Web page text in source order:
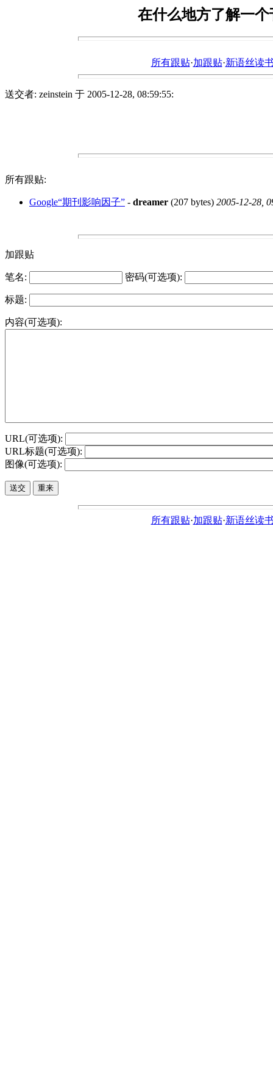
在什么地方了解一
所有跟贴·加跟贴·新语丝读
送交者: zeinstein 于 2005-12-28, 08:59:55:
所有跟贴:
Google“期刊影响因子” - dreamer (207 bytes) 2005-12-28,
加跟贴
笔名: 密码(可选项):
标题:
内容(可选项):
URL(可选项):
URL标题(可选项):
图像(可选项):
所有跟贴·加跟贴·新语丝读